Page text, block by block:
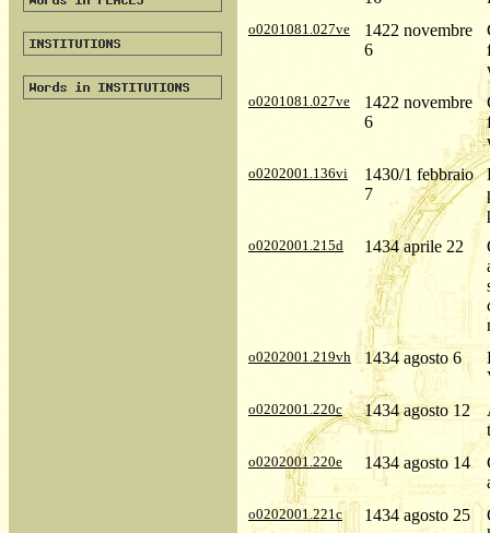
o0201081.027ve
1422 novembre
6
o0201081.027ve
1422 novembre
6
o0202001.136vi
1430/1 febbraio
7
o0202001.215d 1434 aprile 22
o0202001.219vh 1434 agosto 6
o0202001.220c 1434 agosto 12
o0202001.220e 1434 agosto 14
o0202001.221c 1434 agosto 25